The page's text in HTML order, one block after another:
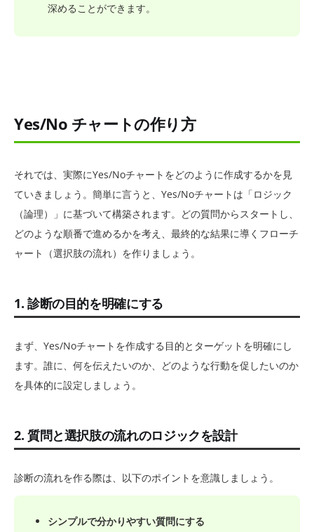
深めることができます。
Yes/No チャートの作り方
それでは、実際にYes/Noチャートをどのように作成するかを見
ていきましょう。簡単に言うと、Yes/Noチャートは「ロジック
（論理）」に基づいて構築されます。どの質問からスタートし、
どのような順番で進めるかを考え、最終的な結果に導くフローチ
ャート（選択肢の流れ）を作りましょう。
1. 診断の目的を明確にする
まず、Yes/Noチャートを作成する目的とターゲットを明確にし
ます。誰に、何を伝えたいのか、どのような行動を促したいのか
を具体的に設定しましょう。
2. 質問と選択肢の流れのロジックを設計
診断の流れを作る際は、以下のポイントを意識しましょう。
シンプルで分かりやすい質問にする